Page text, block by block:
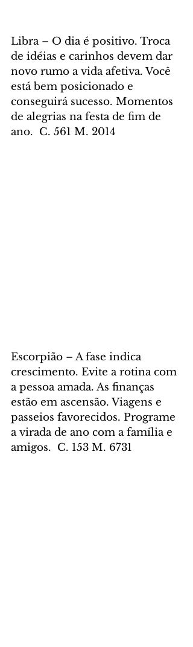
Libra – O dia é positivo. Troca
de idéias e carinhos devem dar
novo rumo a vida afetiva. Você
está bem posicionado e
conseguirá sucesso. Momentos
de alegrias na festa de fim de
ano.  C. 561 M. 2014
Escorpião – A fase indica
crescimento. Evite a rotina com
a pessoa amada. As finanças
estão em ascensão. Viagens e
passeios favorecidos. Programe
a virada de ano com a família e
amigos.  C. 153 M. 6731